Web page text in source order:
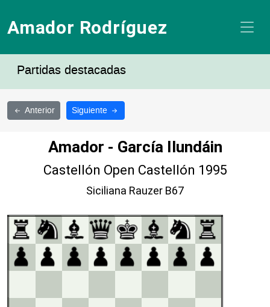
Amador Rodríguez
Partidas destacadas
Anterior Siguiente
Amador - García Ilundáin
Castellón Open Castellón 1995
Siciliana Rauzer B67